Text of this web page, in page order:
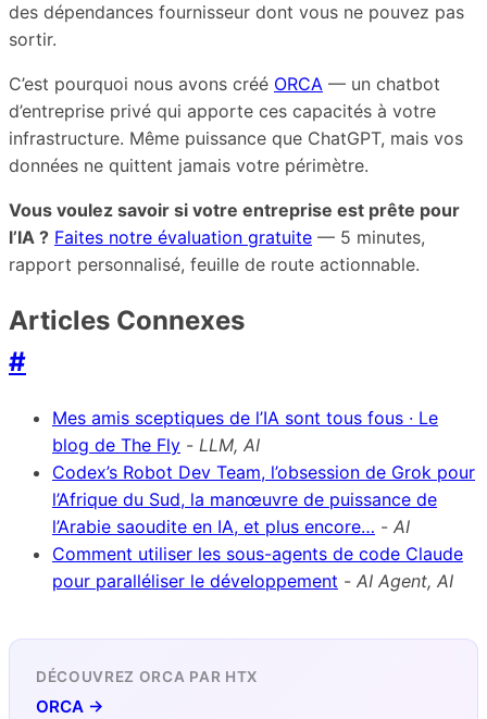
des dépendances fournisseur dont vous ne pouvez pas
sortir.
C’est pourquoi nous avons créé ORCA — un chatbot
d’entreprise privé qui apporte ces capacités à votre
infrastructure. Même puissance que ChatGPT, mais vos
données ne quittent jamais votre périmètre.
Vous voulez savoir si votre entreprise est prête pour
l’IA ? Faites notre évaluation gratuite — 5 minutes,
rapport personnalisé, feuille de route actionnable.
Articles Connexes
#
Mes amis sceptiques de l’IA sont tous fous · Le
blog de The Fly - LLM, AI
Codex’s Robot Dev Team, l’obsession de Grok pour
l’Afrique du Sud, la manœuvre de puissance de
l’Arabie saoudite en IA, et plus encore… - AI
Comment utiliser les sous-agents de code Claude
pour paralléliser le développement - AI Agent, AI
DÉCOUVREZ ORCA PAR HTX
ORCA →